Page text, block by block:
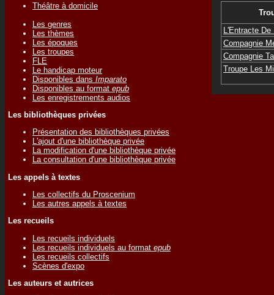
Théâtre à domicile
Les genres
Les thèmes
Les époques
Les troupes
FLE
Le handicap moteur
Disponibles dans Imparato
Disponibles au format epub
Les enregistrements audios
Les bibliothèques privées
Présentation des bibliothèques privées
L'ajout d'une bibliothèque privée
La modification d'une bibliothèque privée
La consultation d'une bibliothèque privée
Les appels à textes
Les collectifs du Proscenium
Les autres appels à textes
Les recueils
Les recueils individuels
Les recueils individuels au format epub
Les recueils collectifs
Scènes d'expo
Les auteurs et autrices
L'Entracte
Compagnie
Compagnie
Troupe Les